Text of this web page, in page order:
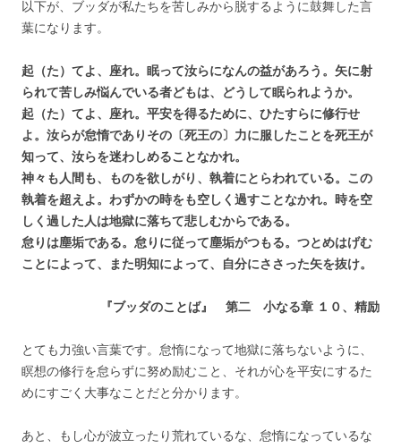
以下が、ブッダが私たちを苦しみから脱するように鼓舞した言
葉になります。
起（た）てよ、座れ。眠って汝らになんの益があろう。矢に射
られて苦しみ悩んでいる者どもは、どうして眠られようか。
起（た）てよ、座れ。平安を得るために、ひたすらに修行せ
よ。汝らが怠惰でありその〔死王の〕力に服したことを死王が
知って、汝らを迷わしめることなかれ。
神々も人間も、ものを欲しがり、執着にとらわれている。この
執着を超えよ。わずかの時をも空しく過すことなかれ。時を空
しく過した人は地獄に落ちて悲しむからである。
怠りは塵垢である。怠りに従って塵垢がつもる。つとめはげむ
ことによって、また明知によって、自分にささった矢を抜け。
『ブッダのことば』 第二 小なる章 １０、精励
とても力強い言葉です。怠惰になって地獄に落ちないように、
瞑想の修行を怠らずに努め励むこと、それが心を平安にするた
めにすごく大事なことだと分かります。
あと、もし心が波立ったり荒れているな、怠惰になっているな